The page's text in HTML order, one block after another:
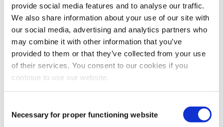
provide social media features and to analyse our traffic.
We also share information about your use of our site with
our social media, advertising and analytics partners who
may combine it with other information that you’ve
provided to them or that they’ve collected from your use
of their services. You consent to our cookies if you
continue to use our website.
Selection
Necessary for proper functioning website
elastische Material passt sich den natürlichen
Bewegungen des Körpers an und unterstützt gezielt,
ohne einzuengen.
Durch das spezielle Färbeverfahren bleibt das Tape
weich, atmungsaktiv und optisch ansprechend.